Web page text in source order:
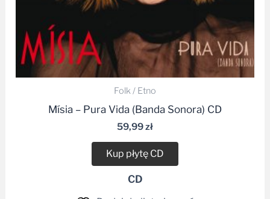
Folk / Etno
Mísia – Pura Vida (Banda Sonora) CD
59,99zł
Kup płytę CD
CD